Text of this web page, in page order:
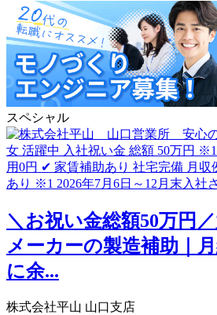
スペシャル
＼お祝い金総額50万円
メーカーの製造補助｜
に余...
株式会社平山 山口支店